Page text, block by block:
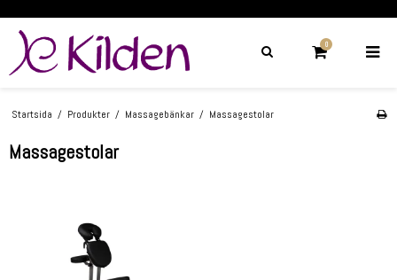
0
Startsida / Produkter / Massagebänkar / Massagestolar
Massagestolar